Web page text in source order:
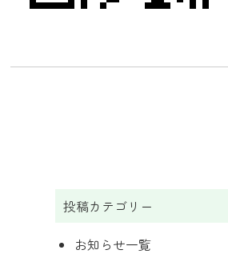
投稿カテゴリー
お知らせ一覧